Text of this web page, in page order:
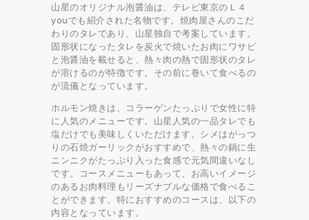
山星のオリジナル泡醤油は、テレビ東京のＬ４
youでも紹介された名物です。焼肉屋さんのこだ
わりのタレであり、山星独自で考案しています。
固形状になったタレを炭火で焼いたお肉にワサビ
と泡醤油を載せると、熱々肉の熱で固形状のタレ
が溶けるのが特徴です。その前に巻いて食べるの
が流儀となっています。
ホルモン焼きは、コラーゲンたっぷりで女性に特
に人気のメニューです。山星人気の一品タレでも
塩だけでも美味しくいただけます。シメはがっつ
りの石焼ガーリックがおすすめで、熱々の鍋に生
ニンニクがたっぷり入った食感で元気間違いなし
です。コースメニューもあって、お高いイメージ
のあるお肉料理もリーズナブルな価格で食べるこ
とができます。特におすすめのコースは、以下の
内容となっています。